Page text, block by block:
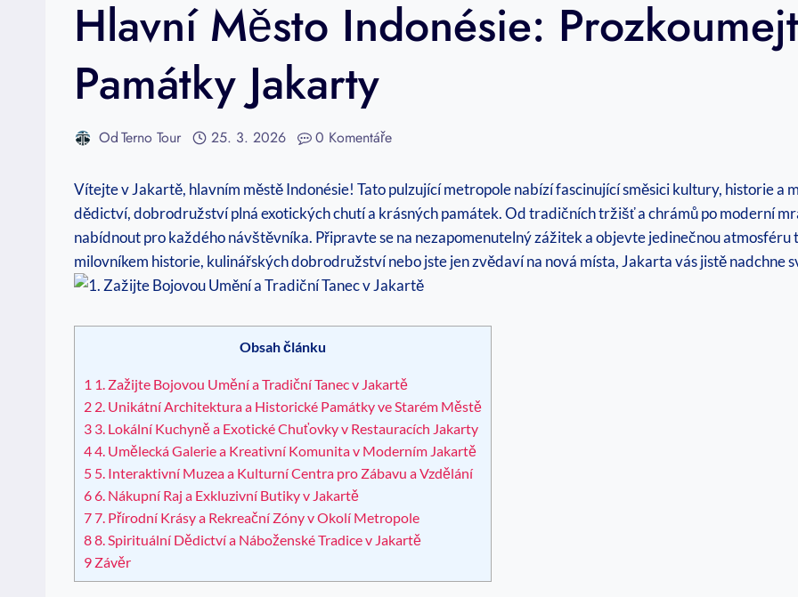
Hlavní Město Indonésie:
Památky Jakarty
OdTerno Tour 25. 3. 2026 0 Komentáře
Vítejte v Jakartě, hlavním městě Indonésie! Tato pulzující metropole nabízí fascinující směsici kultury, historie
dědictví, dobrodružství plná exotických chutí a krásných památek. Od tradičních tržišť a chrámů po moderní
nabídnout pro každého návštěvníka. Připravte se na nezapomenutelný zážitek a objevte jedinečnou atmosféru
milovníkem historie, kulinářských dobrodružství nebo jste jen zvědaví na nová místa, Jakarta vás jistě nadchne
Obsah článku
1 1. Zažijte Bojovou Umění a Tradiční Tanec v Jakartě
2 2. Unikátní Architektura a Historické Památky ve Starém Městě
3 3. Lokální Kuchyně a Exotické Chuťovky v Restauracích Jakarty
44. Umělecká Galerie a Kreativní Komunita v Moderním Jakartě
5 5. Interaktivní Muzea a Kulturní Centra pro Zábavu a Vzdělání
66. Nákupní Raj a Exkluzivní Butiky v Jakartě
77. Přírodní Krásy a Rekreační Zóny v Okolí Metropole
88. Spirituální Dědictví a Náboženské Tradice v Jakartě
9 Závěr